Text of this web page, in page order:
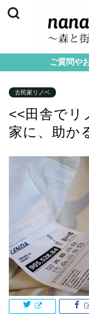
ご質問や
古民家リノベ
<<田舎でリ
家に、助か